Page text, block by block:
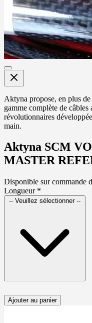
Aktyna propose, en plus
gamme complète de
révolutionnaires
main.
Aktyna SCM
MASTER
Disponible sur commande
Longueur *
-- Veuillez sélectionner --
Ajouter au panier